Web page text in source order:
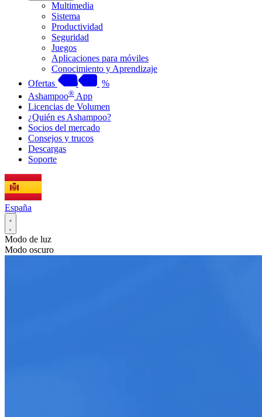
Multimedia
Sistema
Productividad
Seguridad
Juegos
Aplicaciones para móviles
Conocimiento y Aprendizaje
Ofertas
%
Ashampoo® App
Licencias de Volumen
¿Quién es Ashampoo?
Socios del mercado
Consejos y trucos
Descargas
Soporte
España
Modo de luz
Modo oscuro